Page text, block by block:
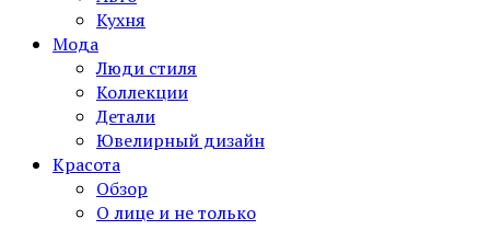
Кухня
Мода
Люди стиля
Коллекции
Детали
Ювелирный дизайн
Красота
Обзор
О лице и не только